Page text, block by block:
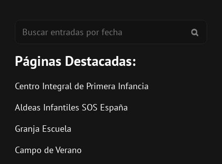
Buscar:
Páginas Destacadas:
Centro Integral de Primera Infancia
Aldeas Infantiles SOS España
Granja Escuela
Campo de Verano